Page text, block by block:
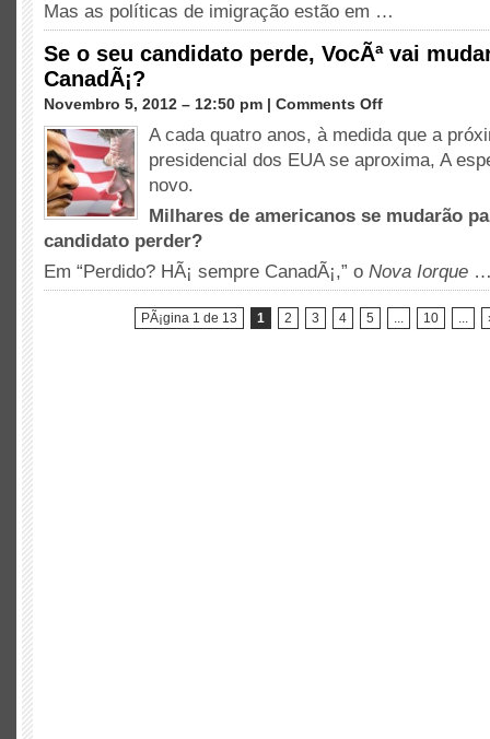
Mas as políticas de imigração estão em …
Se o seu candidato perde, VocÃª vai
CanadÃ¡?
Novembro 5, 2012 – 12:50 pm | Comments Offem
o
seu
VocÃª
para
CanadÃ¡?
A cada quatro anos, à medida que a
presidencial dos EUA se aproxima, A
novo.
Milhares de americanos se mudarão
candidato perder?
Em “Perdido? HÃ¡ sempre CanadÃ¡,” o Nova Iorque
PÃ¡gina 1 de 13 1 2 3 4 5 ... 10 ...